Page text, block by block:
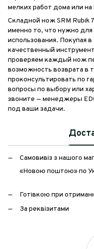
мелких работ дома или
Складной нож SRM Rubik
именно то, что нужно
использования. Покупая
качественный
проверяем каждый нож
возможность возврата в
проконсультировать по
вопросы по выбору или
звоните — менеджеры
под ваши задачи.
Самовивіз з нашого
«Новою поштою» по
Готівкою при
За реквізитами